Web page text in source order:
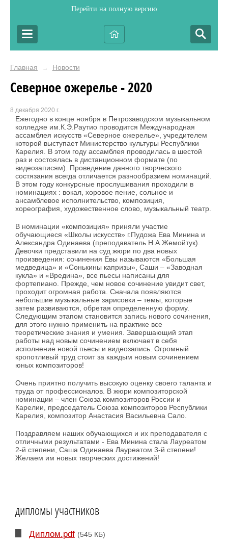
Перейти на полную версию
Главная → Новости
Северное ожерелье - 2020
8 декабря 2020 г.
Ежегодно в конце ноября в Петрозаводском музыкальном
колледже им.К.Э.Раутио проводится Международная
ассамблея искусств «Северное ожерелье», учредителем
которой выступает Министерство культуры Республики
Карелия. В этом году ассамблея проводилась в шестой
раз и состоялась в дистанционном формате (по
видеозаписям). Проведение данного творческого
состязания всегда отличается разнообразием номинаций.
В этом году конкурсные прослушивания проходили в
номинациях : вокал, хоровое пение, сольное и
ансамблевое исполнительство, композиция,
хореография, художественное слово, музыкальный театр.
В номинации «композиция» приняли участие
обучающиеся «Школы искусств» г.Пудожа Ева Минина и
Александра Одинаева (преподаватель Н.А.Жемойтук).
Девочки представили на суд жюри по два новых
произведения: сочинения Евы называются «Большая
медведица» и «Сонькины капризы», Саши – «Заводная
кукла» и «Вредина», все пьесы написаны для
фортепиано. Прежде, чем новое сочинение увидит свет,
проходит огромная работа. Сначала появляются
небольшие музыкальные зарисовки – темы, которые
затем развиваются, обретая определенную форму.
Следующим этапом становится запись нового сочинения,
для этого нужно применить на практике все
теоретические знания и умения. Завершающий этап
работы над новым сочинением включает в себя
исполнение новой пьесы и видеозапись. Огромный
кропотливый труд стоит за каждым новым сочинением
юных композиторов!
Очень приятно получить высокую оценку своего таланта и
труда от профессионалов. В жюри композиторской
номинации – член Союза композиторов России и
Карелии, председатель Союза композиторов Республики
Карелия, композитор Анастасия Васильевна Сало.
Поздравляем наших обучающихся и их преподавателя с
отличными результатами - Ева Минина стала Лауреатом
2-й степени, Саша Одинаева Лауреатом 3-й степени!
Желаем им новых творческих достижений!
дипломы участников
Диплом.pdf (545 КБ)